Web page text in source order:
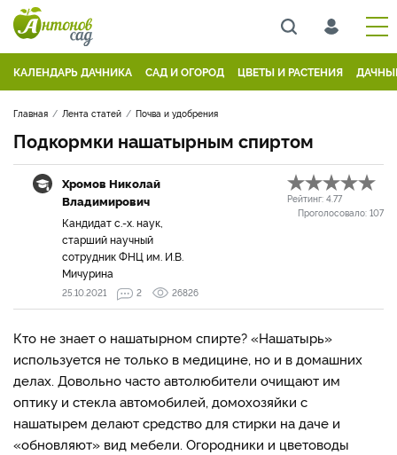
КАЛЕНДАРЬ ДАЧНИКА САД И ОГОРОД ЦВЕТЫ И РАСТЕНИЯ
Главная Лента статей Почва и удобрения
Подкормки нашатырным спиртом
Хромов Николай
Владимирович
Кандидат с.-х. наук,
старший научный
сотрудник ФНЦ им. И.В.
Мичурина
Рейтинг: 4.77
Проголосовало: 107
25.10.2021 2 26826
Кто не знает о нашатырном спирте? «Нашатырь»
используется не только в медицине, но и в домашних
делах. Довольно часто автолюбители очищают им
оптику и стекла автомобилей, домохозяйки с
нашатырем делают средство для стирки на даче и
«обновляют» вид мебели. Огородники и цветоводы